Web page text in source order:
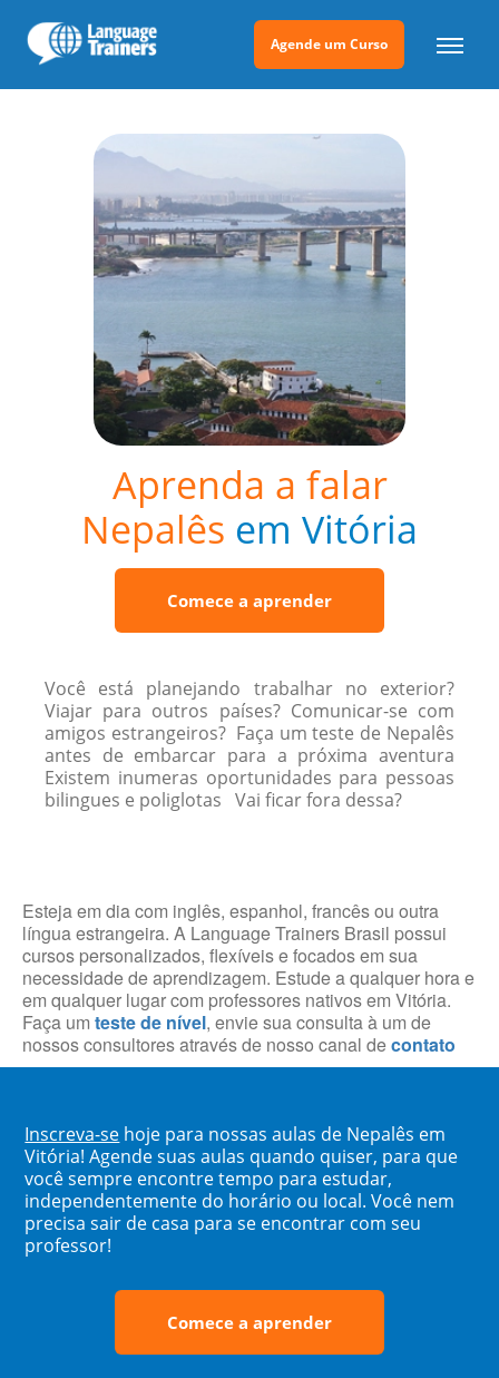
Agende um Curso
Aprenda a falar
Nepalês em Vitória
Comece a aprender
Você está planejando trabalhar no exterior?
Viajar para outros países? Comunicar-se com
amigos estrangeiros? Faça um teste de Nepalês
antes de embarcar para a próxima aventura
Existem inumeras oportunidades para pessoas
bilingues e poliglotas Vai ficar fora dessa?
Esteja em dia com inglês, espanhol, francês ou outra
língua estrangeira. A Language Trainers Brasil possui
cursos personalizados, flexíveis e focados em sua
necessidade de aprendizagem. Estude a qualquer hora e
em qualquer lugar com professores nativos em Vitória.
Faça um teste de nível, envie sua consulta à um de
nossos consultores através de nosso canal decontato
Inscreva-se hoje para nossas aulas de Nepalês em
Vitória! Agende suas aulas quando quiser, para que
você sempre encontre tempo para estudar,
independentemente do horário ou local. Você nem
precisa sair de casa para se encontrar com seu
professor!
Comece a aprender